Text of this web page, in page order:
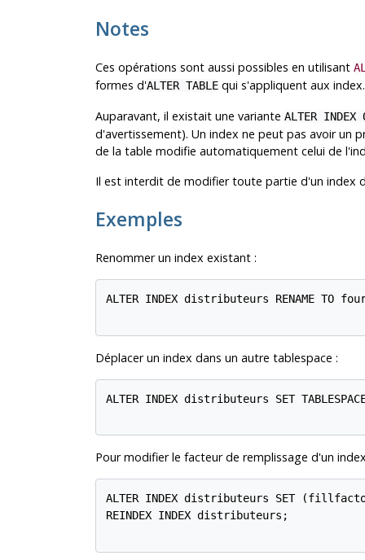
Notes
Ces opérations sont aussi possibles en utilisant
formes d'ALTER TABLEqui s'appliquent aux index.
Auparavant, il existait une variante ALTER INDEX
d'avertissement). Un index ne peut pas avoir un
de la table modifie automatiquement celui de
Il est interdit de modifier toute partie d'un index
Exemples
Renommer un index existant :
ALTER INDEX distributeurs RENAME TO
Déplacer un index dans un autre tablespace :
ALTER INDEX distributeurs SET
Pour modifier le facteur de remplissage d'un
ALTER INDEX distributeurs SET
REINDEX INDEX distributeurs;